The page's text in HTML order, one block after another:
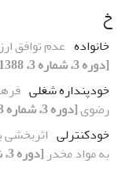
خ
خانواده عدم توافق
[دوره 3، شماره 3، 1388، صفحه 49-71]
خودپنداره شغلی
رضوی[دوره 3، شماره 3، 1388، صفحه 94-122]
خودکنترلی اثربخشی
به مواد مخدر [دوره 3، شماره 3، 1388، صفحه 123-170]